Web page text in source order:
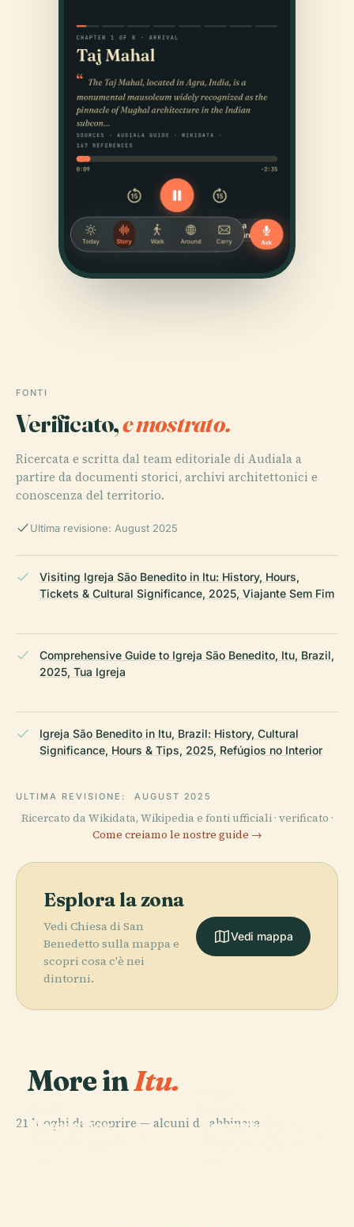
FONTI
Verificato,e mostrato.
Ricercata e scritta dal team editoriale di Audiala a
partire da documenti storici, archivi architettonici e
conoscenza del territorio.
Ultima revisione: August 2025
Visiting Igreja São Benedito in Itu: History, Hours,
Tickets & Cultural Significance, 2025, Viajante Sem Fim
Comprehensive Guide to Igreja São Benedito, Itu, Brazil,
2025, Tua Igreja
Igreja São Benedito in Itu, Brazil: History, Cultural
Significance, Hours & Tips, 2025, Refúgios no Interior
ULTIMA REVISIONE: AUGUST 2025
Ricercato da Wikidata, Wikipedia e fonti ufficiali · verificato ·
Come creiamo le nostre guide →
Esplora la zona
Vedi Chiesa di San
Benedetto sulla mappa e
scopri cosa c'è nei
dintorni.
Vedi mappa
More inItu.
21 luoghi da scoprire — alcuni da abbinare.
Praça Dos
Treno
Museo
Repubblicano